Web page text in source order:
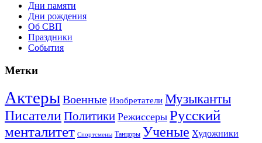
Дни памяти
Дни рождения
Об СВП
Праздники
События
Метки
АктерыВоенные Изобретатели Музыканты
ПисателиПолитики Режиссеры Русский
менталитет Спортсмены Танцоры Ученые Художники